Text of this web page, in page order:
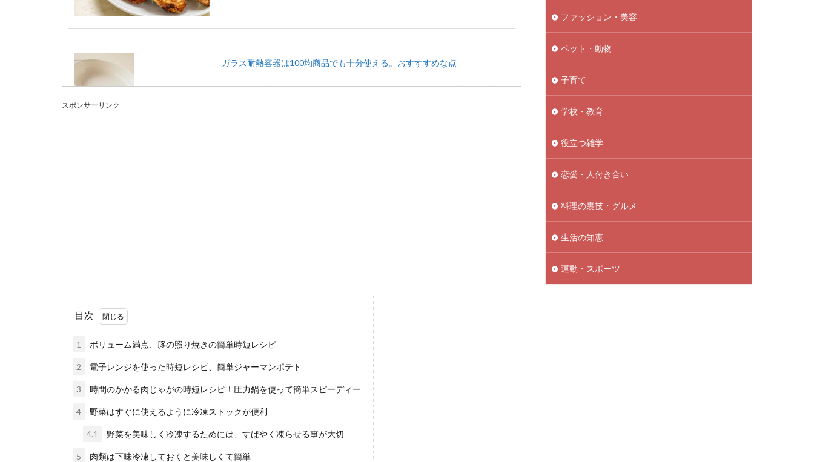
ガラス耐熱容器は100均商品でも十分使える。おすすすめな点
食器や食品保存容器などのキッチン用品はどこで購入していますか？ 100均には本当に沢山の種
豆腐アイスの簡単な作り方！ミキサーなしでもなめらかに作る方法
ヘルシーで美味しい豆腐アイスは、カロリーが気になる女子にも嬉しいスイーツです。 レシピ
を調べて...
豚ひき肉とキャベツを使った晩ごはんに食べたいボリュームレシピ
豚ひき肉とキャベツは王道の組み合わせ。冷蔵庫に豚ひき肉とキャベツがある時には、これを使
スポンサーリンク
目次
1 ボリューム満点、豚の照り焼きの簡単時短レシピ
2 電子レンジを使った時短レシピ、簡単ジャーマンポテト
3 時間のかかる肉じゃがの時短レシピ！圧力鍋を使って簡単スピーディー
4 野菜はすぐに使えるように冷凍ストックが便利
4.1 野菜を美味しく冷凍するためには、すばやく凍らせる事が大切
5 肉類は下味冷凍しておくと美味しくて簡単
ファッション・美容
ペット・動物
子育て
学校・教育
役立つ雑学
恋愛・人付き合い
料理の裏技・グルメ
生活の知恵
運動・スポーツ